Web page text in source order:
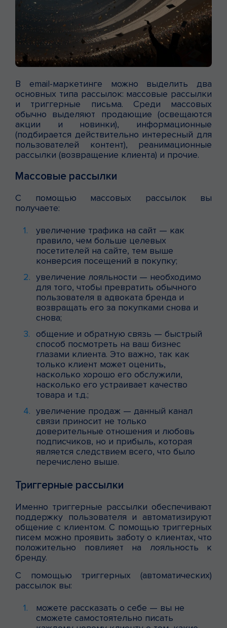
В email-маркетинге можно выделить два
основных типа рассылок: массовые рассылки
и триггерные письма. Среди массовых
обычно выделяют продающие (освещаются
акции и новинки), информационные
(подбирается действительно интересный для
пользователей контент), реанимационные
рассылки (возвращение клиента) и прочие.
Массовые рассылки
С помощью массовых рассылок вы
получаете:
увеличение трафика на сайт — как
правило, чем больше целевых
посетителей на сайте, тем выше
конверсия посещений в покупку;
увеличение лояльности — необходимо
для того, чтобы превратить обычного
пользователя в адвоката бренда и
возвращать его за покупками снова и
снова;
общение и обратную связь — быстрый
способ посмотреть на ваш бизнес
глазами клиента. Это важно, так как
только клиент может оценить,
насколько хорошо его обслужили,
насколько его устраивает качество
товара и т.д.;
увеличение продаж — данный канал
связи приносит не только
доверительные отношения и любовь
подписчиков, но и прибыль, которая
является следствием всего, что было
перечислено выше.
Триггерные рассылки
Именно триггерные рассылки обеспечивают
поддержку пользователя и автоматизируют
общение с клиентом. С помощью триггерных
писем можно проявить заботу о клиентах, что
положительно повлияет на лояльность к
бренду.
С помощью триггерных (автоматических)
рассылок вы:
можете рассказать о себе — вы не
сможете самостоятельно писать